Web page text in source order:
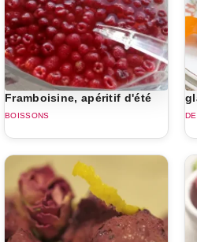
Framboisine, apéritif d'été
BOISSONS